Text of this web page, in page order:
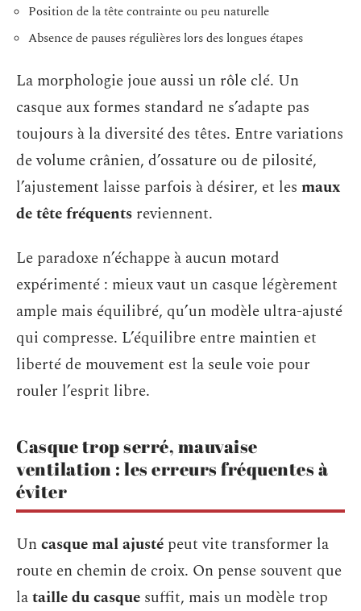
Position de la tête contrainte ou peu naturelle
Absence de pauses régulières lors des longues étapes
La morphologie joue aussi un rôle clé. Un
casque aux formes standard ne s’adapte pas
toujours à la diversité des têtes. Entre variations
de volume crânien, d’ossature ou de pilosité,
l’ajustement laisse parfois à désirer, et les maux
de tête fréquents reviennent.
Le paradoxe n’échappe à aucun motard
expérimenté : mieux vaut un casque légèrement
ample mais équilibré, qu’un modèle ultra-ajusté
qui compresse. L’équilibre entre maintien et
liberté de mouvement est la seule voie pour
rouler l’esprit libre.
Casque trop serré, mauvaise
ventilation : les erreurs fréquentes à
éviter
Uncasque mal ajusté peut vite transformer la
route en chemin de croix. On pense souvent que
lataille du casque suffit, mais un modèle trop